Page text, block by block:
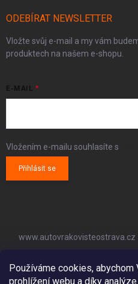
Používáme cookies, abychom
prohlížení webu a díky
ODEBÍRAT NEWSLETTER
Vložte svůj e-mail a my vám
produktech na našem e-shopu.
E-MAIL
Vložením e-mailu souhlasíte s
Přihlásit se
www.autovrakovisteostrava.cz